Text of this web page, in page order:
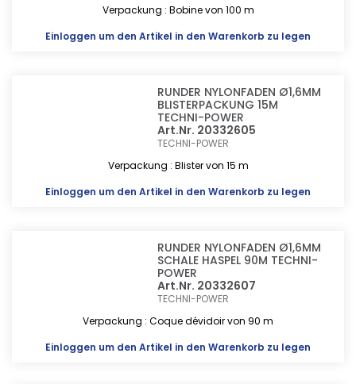
Verpackung : Bobine von 100 m
Einloggen um den Artikel in den Warenkorb zu legen
RUNDER NYLONFADEN Ø1,6MM
BLISTERPACKUNG 15M
TECHNI-POWER
Art.Nr. 20332605
TECHNI-POWER
Verpackung : Blister von 15 m
Einloggen um den Artikel in den Warenkorb zu legen
RUNDER NYLONFADEN Ø1,6MM
SCHALE HASPEL 90M TECHNI-
POWER
Art.Nr. 20332607
TECHNI-POWER
Verpackung : Coque dévidoir von 90 m
Einloggen um den Artikel in den Warenkorb zu legen